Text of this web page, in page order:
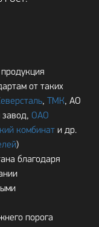
от таких
, ТМК, АО
ОАО
комбинат и др.
)
благодаря
порога